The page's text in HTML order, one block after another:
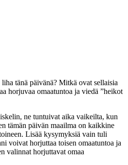
tänä päivänä? Mitkä ovat sellaisia
horjuvaa omaatuntoa ja viedä ”heikot
ne tuntuivat aika vaikeilta, kun
tämän päivän maailma on kaikkine
Lisää kysymyksiä vain tuli
voivat horjuttaa toisen omaatuntoa ja
valinnat horjuttavat omaa